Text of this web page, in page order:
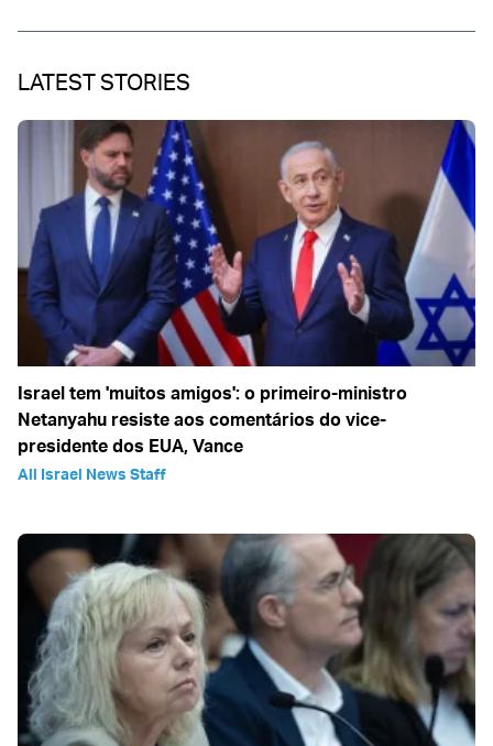
LATEST STORIES
Israel tem 'muitos amigos': o primeiro-ministro
Netanyahu resiste aos comentários do vice-
presidente dos EUA, Vance
All Israel News Staff